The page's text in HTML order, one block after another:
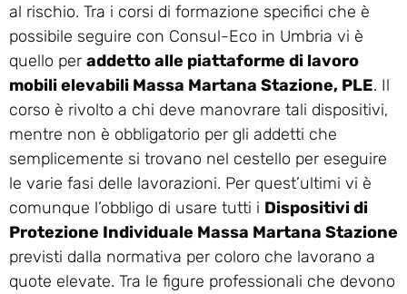
al rischio. Tra i corsi di formazione specifici che è
possibile seguire con Consul-Eco in Umbria vi è
quello per addetto alle piattaforme di lavoro
mobili elevabili Massa Martana Stazione, PLE. Il
corso è rivolto a chi deve manovrare tali dispositivi,
mentre non è obbligatorio per gli addetti che
semplicemente si trovano nel cestello per eseguire
le varie fasi delle lavorazioni. Per quest’ultimi vi è
comunque l’obbligo di usare tutti i Dispositivi di
Protezione Individuale Massa Martana Stazione
previsti dalla normativa per coloro che lavorano a
quote elevate. Tra le figure professionali che devono